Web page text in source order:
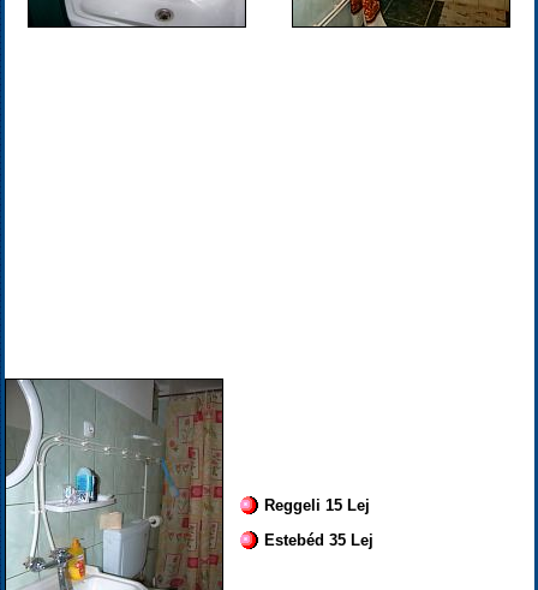
Reggeli 15 Lej
Estebéd 35 Lej